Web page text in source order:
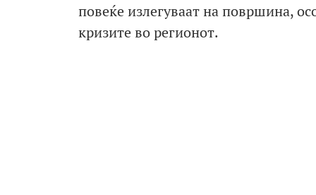
повеќе излегуваат на површина,
кризите во регионот.